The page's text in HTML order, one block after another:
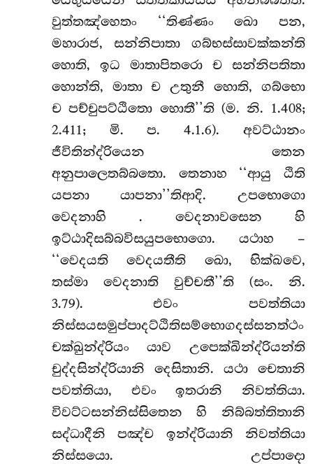
වුත්තඤ්හෙතං ‘‘තිණ්ණං ඛො පන,
මහාරාජ, සන්නිපාතා ගබ්භස්සාවක්කන්ති
හොති, ඉධ මාතාපිතරො ච සන්නිපතිතා
හොන්ති, මාතා ච උතුනී හොති, ගබ්භො
ච පච්චුපට්ඨිතො හොතී’’ති (ම. නි. 1.408;
2.411; මි. ප. 4.1.6). අවට්ඨානං
ජීවිතින්ද්රියෙන තෙන
අනුපාලෙතබ්බතො. තෙනාහ ‘‘ආයු ඨිති
යපනා යාපනා’’තිආදි. උපභොගො
වෙදනාහි . වෙදනාවසෙන හි
ඉට්ඨාදිසබ්බවිසයුපභොගො. යථාහ –
‘‘වෙදයති වෙදයතීති ඛො, භික්ඛවෙ,
තස්මා වෙදනාති වුච්චතී’’ති (සං. නි.
3.79). එවං පවත්තියා
නිස්සයසමුප්පාදට්ඨිතිසම්භොගදස්සනත්ථං
චක්ඛුන්ද්රියං යාව උපෙක්ඛින්ද්රියන්ති
චුද්දසින්ද්රියානි දෙසිතානි. යථා චෙතානි
පවත්තියා, එවං ඉතරානි නිවත්තියා.
විවට්ටසන්නිස්සිතෙන හි නිබ්බත්තිතානි
සද්ධාදීනි පඤ්ච ඉන්ද්රියානි නිවත්තියා
නිස්සයො. උප්පාදො